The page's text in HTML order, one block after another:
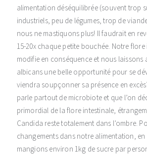
alimentation déséquilibrée (souvent trop
industriels, peu de légumes, trop de
nous ne mastiquons plus! Il faudrait en
15-20x chaque petite bouchée. Notre flore
modifie en conséquence et nous laissons
albicans une belle opportunité pour se
viendra soupçonner sa présence en
parle partout de microbiote et que l’on
primordial de la flore intestinale,
Candida reste totalement dans l’ombre.
changements dans notre alimentation, en
mangions environ 1kg de sucre par